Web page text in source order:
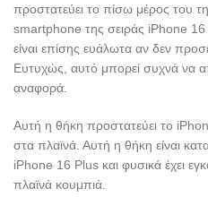
προστατεύει το πίσω μέρος του
smartphone της σειράς iPhone 16
είναι επίσης ευάλωτα αν δεν
Ευτυχώς, αυτό μπορεί συχνά να
αναφορά.
Αυτή η θήκη προστατεύει το
στα πλαϊνά. Αυτή η θήκη είναι
iPhone 16 Plus και φυσικά έχει
πλαϊνά κουμπιά.